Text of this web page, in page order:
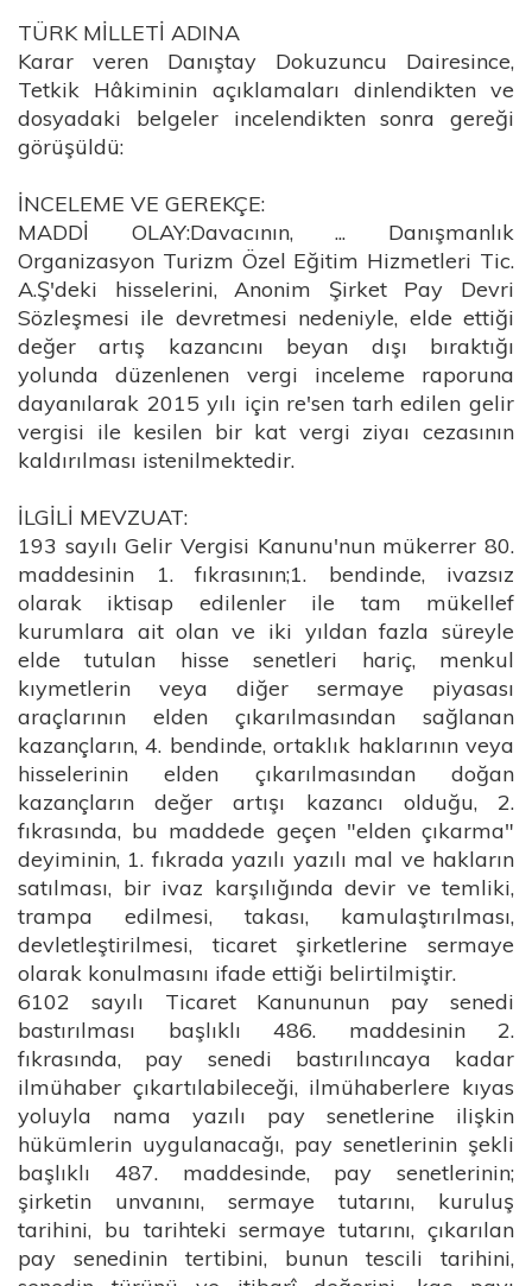
TÜRK MİLLETİ ADINA
Karar veren Danıştay Dokuzuncu Dairesince,
Tetkik Hâkiminin açıklamaları dinlendikten ve
dosyadaki belgeler incelendikten sonra gereği
görüşüldü:
İNCELEME VE GEREKÇE:
MADDİ OLAY:Davacının, ... Danışmanlık
Organizasyon Turizm Özel Eğitim Hizmetleri Tic.
A.Ş'deki hisselerini, Anonim Şirket Pay Devri
Sözleşmesi ile devretmesi nedeniyle, elde ettiği
değer artış kazancını beyan dışı bıraktığı
yolunda düzenlenen vergi inceleme raporuna
dayanılarak 2015 yılı için re'sen tarh edilen gelir
vergisi ile kesilen bir kat vergi ziyaı cezasının
kaldırılması istenilmektedir.
İLGİLİ MEVZUAT:
193 sayılı Gelir Vergisi Kanunu'nun mükerrer 80.
maddesinin 1. fıkrasının;1. bendinde, ivazsız
olarak iktisap edilenler ile tam mükellef
kurumlara ait olan ve iki yıldan fazla süreyle
elde tutulan hisse senetleri hariç, menkul
kıymetlerin veya diğer sermaye piyasası
araçlarının elden çıkarılmasından sağlanan
kazançların, 4. bendinde, ortaklık haklarının veya
hisselerinin elden çıkarılmasından doğan
kazançların değer artışı kazancı olduğu, 2.
fıkrasında, bu maddede geçen "elden çıkarma"
deyiminin, 1. fıkrada yazılı yazılı mal ve hakların
satılması, bir ivaz karşılığında devir ve temliki,
trampa edilmesi, takası, kamulaştırılması,
devletleştirilmesi, ticaret şirketlerine sermaye
olarak konulmasını ifade ettiği belirtilmiştir.
6102 sayılı Ticaret Kanununun pay senedi
bastırılması başlıklı 486. maddesinin 2.
fıkrasında, pay senedi bastırılıncaya kadar
ilmühaber çıkartılabileceği, ilmühaberlere kıyas
yoluyla nama yazılı pay senetlerine ilişkin
hükümlerin uygulanacağı, pay senetlerinin şekli
başlıklı 487. maddesinde, pay senetlerinin;
şirketin unvanını, sermaye tutarını, kuruluş
tarihini, bu tarihteki sermaye tutarını, çıkarılan
pay senedinin tertibini, bunun tescili tarihini,